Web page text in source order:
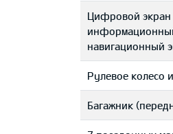
Цифровой экран
навигационный
Рулевое колесо
Багажник